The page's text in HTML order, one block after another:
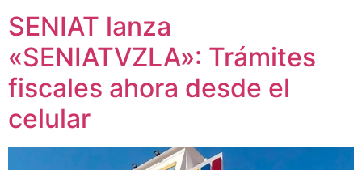
SENIAT lanza
«SENIATVZLA»: Trámites
fiscales ahora desde el
celular